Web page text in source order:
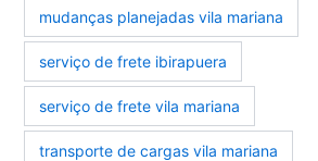
mudanças planejadas vila mariana
serviço de frete ibirapuera
serviço de frete vila mariana
transporte de cargas vila mariana